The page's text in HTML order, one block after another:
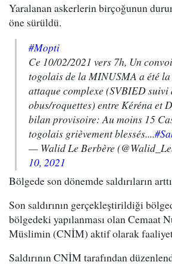
Yaralanan askerlerin birçoğunun
öne sürüldü.
#Mopti
Ce 10/02/2021 vers 7h, Un
togolais de la MINUSMA a été
attaque complexe (SVBIED suivi
obus/roquettes) entre Kéréna et
bilan provisoire: Au moins 15
togolais grièvement blessés....
— Walid Le Berbère
10, 2021
Bölgede son dönemde saldırıların
Son saldırının gerçekleştirildiği
bölgedeki yapılanması olan Cemaat
Müslimin (CNİM) aktif olarak
Saldırının CNİM tarafından